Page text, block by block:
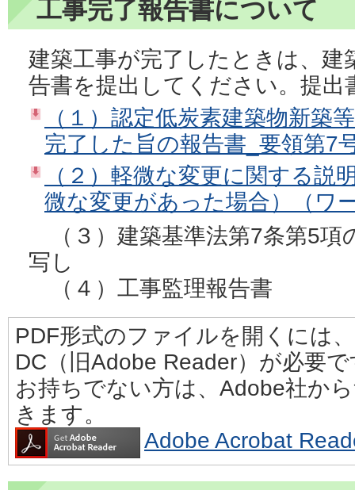
工事完了報告書について
建築工事が完了したときは、建
告書を提出してください。提
（１）認定低炭素建築物新築
完了した旨の報告書_要領第7
（２）軽微な変更に関する説
微な変更があった場合）（ワ
（３）建築基準法第7条第5項
写し
（４）工事監理報告書
PDF形式のファイルを開くには
DC（旧Adobe Reader）が必要
お持ちでない方は、Adobe社か
きます。
Adobe Acrobat